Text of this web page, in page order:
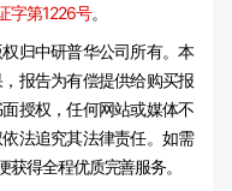
字第1226号。
归中研普华公司所有。本
报告为有偿提供给购买报
授权，任何网站或媒体不
法追究其法律责任。如需
得全程优质完善服务。